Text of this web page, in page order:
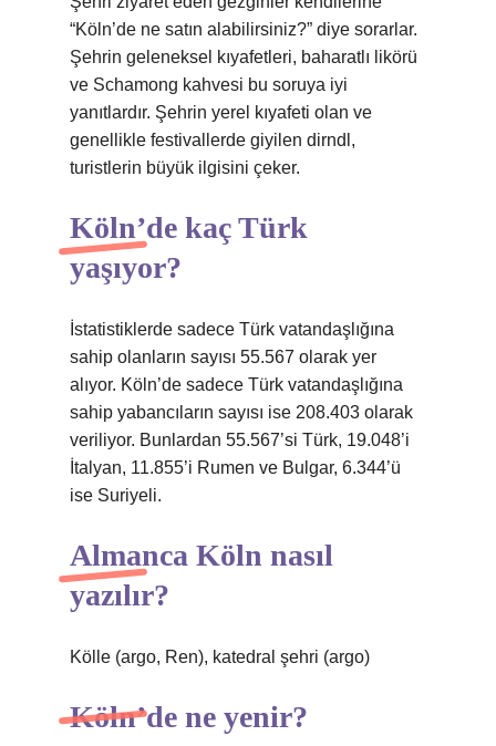
“Köln’de ne satın alabilirsiniz?” diye sorarlar.
Şehrin geleneksel kıyafetleri, baharatlı likörü
ve Schamong kahvesi bu soruya iyi
yanıtlardır. Şehrin yerel kıyafeti olan ve
genellikle festivallerde giyilen dirndl,
turistlerin büyük ilgisini çeker.
Köln’de kaç Türk
yaşıyor?
İstatistiklerde sadece Türk vatandaşlığına
sahip olanların sayısı 55.567 olarak yer
alıyor. Köln’de sadece Türk vatandaşlığına
sahip yabancıların sayısı ise 208.403 olarak
veriliyor. Bunlardan 55.567’si Türk, 19.048’i
İtalyan, 11.855’i Rumen ve Bulgar, 6.344’ü
ise Suriyeli.
Almanca Köln nasıl
yazılır?
Kölle (argo, Ren), katedral şehri (argo)
Köln’de ne yenir?